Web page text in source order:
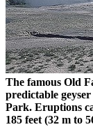
The famous Old
predictable
Park. Eruptions
185 feet (32 m to